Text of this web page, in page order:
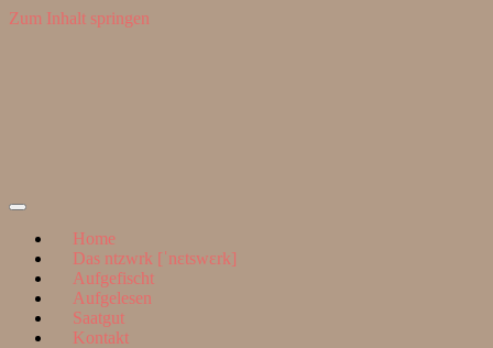
Zum Inhalt springen
Home
Das ntzwrk [ˈnɛtswɛrk]
Aufgefischt
Aufgelesen
Saatgut
Kontakt